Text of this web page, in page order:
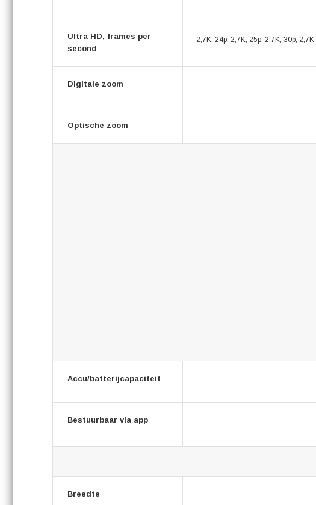
Ultra HD, frames per
second
2,7K, 24p, 2,7K, 25p, 2,7K, 30p,
Digitale zoom
Optische zoom
Accu/batterijcapaciteit
Bestuurbaar via app
Breedte